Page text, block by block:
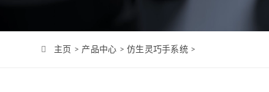
主页 > 产品中心 >仿生灵巧手系统>